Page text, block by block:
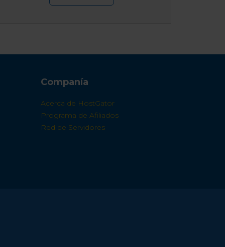
Companía
Acerca de HostGator
Programa de Afiliados
Red de Servidores